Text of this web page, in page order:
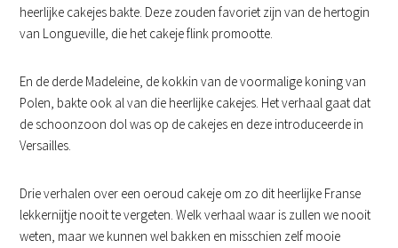
heerlijke cakejes bakte. Deze zouden favoriet zijn van de hertogin
van Longueville, die het cakeje flink promootte.
En de derde Madeleine, de kokkin van de voormalige koning van
Polen, bakte ook al van die heerlijke cakejes. Het verhaal gaat dat
de schoonzoon dol was op de cakejes en deze introduceerde in
Versailles.
Drie verhalen over een oeroud cakeje om zo dit heerlijke Franse
lekkernijtje nooit te vergeten. Welk verhaal waar is zullen we nooit
weten, maar we kunnen wel bakken en misschien zelf mooie